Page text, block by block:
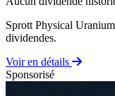
Sprott Physical
dividendes.
Voir en détails
Sponsorisé